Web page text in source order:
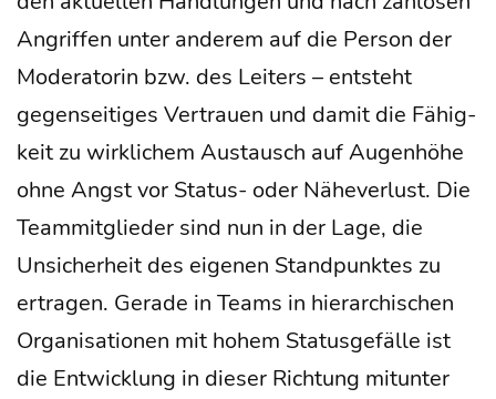
Angrif­fen unter ande­rem auf die Per­son der
Mode­ra­to­rin bzw. des Lei­ters – ent­steht
gegen­sei­ti­ges Ver­trau­en und damit die Fähig­
keit zu wirk­li­chem Aus­tausch auf Augen­hö­he
ohne Angst vor Sta­tus- oder Nähe­ver­lust. Die
Team­mit­glie­der sind nun in der Lage, die
Unsi­cher­heit des eige­nen Stand­punk­tes zu
ertra­gen. Gera­de in Teams in hier­ar­chi­schen
Orga­ni­sa­tio­nen mit hohem Sta­tus­ge­fäl­le ist
die Ent­wick­lung in die­ser Rich­tung mit­un­ter